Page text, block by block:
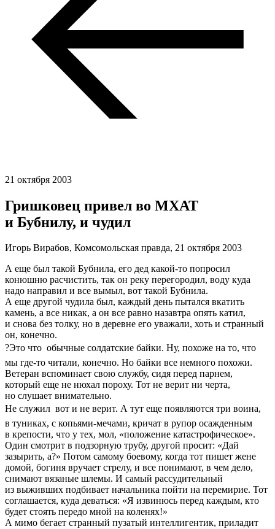
21 октября 2003
Гришковец привел во МХАТ
и Бубнилу, и чудил
Игорь Вирабов, Комсомольская правда, 21 октября 2003
А еще был такой Бубнила, его дед какой-то попросил
конюшню расчистить, так он реку перегородил, воду куда
надо направил и все вымыл, вот такой Бубнила.
А еще другой чудила был, каждый день пытался вкатить
камень, а все никак, а он все равно назавтра опять катил,
и снова без толку, но в деревне его уважали, хоть и странный
он, конечно.
?Это что  обычные солдатские байки. Ну, похоже на то, что
мы где-то читали, конечно. Но байки все немного похожи.
Ветеран вспоминает свою службу, сидя перед парнем,
который еще не нюхал пороху. Тот не верит ни черта,
но слушает внимательно.
Не служил  вот и не верит. А тут еще появляются три воина,
в туниках, с копьями-мечами, кричат в рупор осажденным
в крепости, что у тех, мол, «положение катастрофическое».
Один смотрит в подзорную трубу, другой просит: «Дай
зазырить, а?» Потом самому боевому, когда тот пишет жене
домой, богиня вручает стрелу, и все понимают, в чем дело,
снимают вязаные шлемы. И самый рассудительный
из выживших подбивает начальника пойти на перемирие. Тот
соглашается, куда деваться: «Я извинюсь перед каждым, кто
будет стоять передо мной на коленях!»
А мимо бегает странный пузатый интеллигентик, приладит